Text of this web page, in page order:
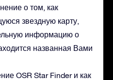
о том, как
звездную карту,
информацию о
названная Вами
OSR Star Finder и как